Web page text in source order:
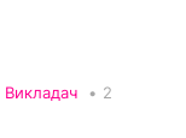
Викладач • 2